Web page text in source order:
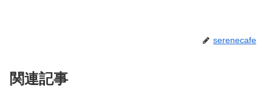
serenecafe
関連記事